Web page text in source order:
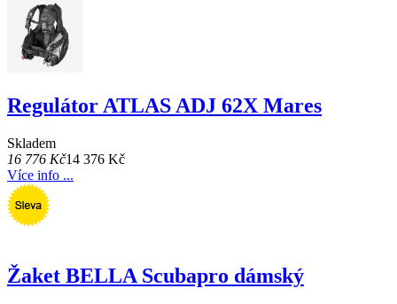
Regulátor ATLAS ADJ 62X Mares
Skladem
16 776 Kč14 376 Kč
Více info ...
Žaket BELLA Scubapro dámský